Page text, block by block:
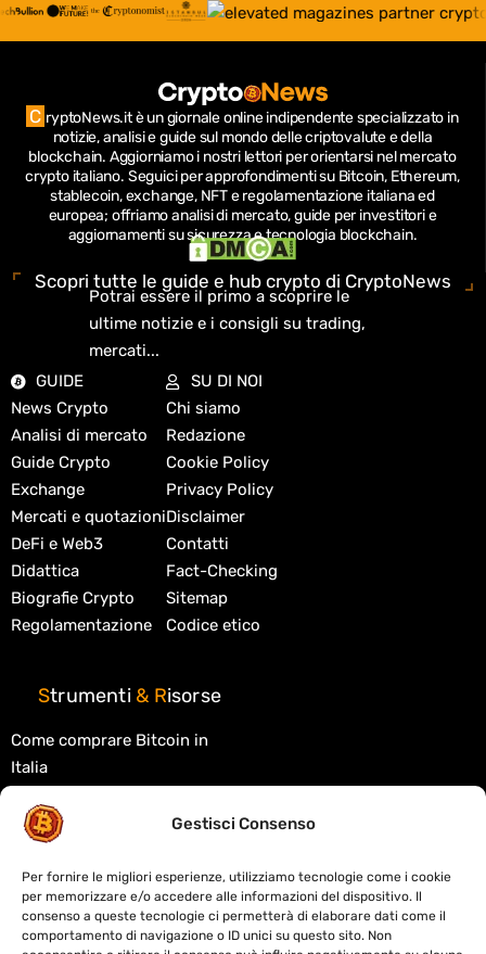
Gestisci Consenso
Per fornire le migliori esperienze, utilizziamo tecnologie come i cookie
per memorizzare e/o accedere alle informazioni del dispositivo. Il
consenso a queste tecnologie ci permetterà di elaborare dati come il
comportamento di navigazione o ID unici su questo sito. Non
C ryptoNews.it è un giornale online indipendente specializzato in
notizie, analisi e guide sul mondo delle criptovalute e della
blockchain. Aggiorniamo i nostri lettori per orientarsi nel mercato
crypto italiano. Seguici per approfondimenti su Bitcoin, Ethereum,
stablecoin, exchange, NFT e regolamentazione italiana ed
europea; offriamo analisi di mercato, guide per investitori e
aggiornamenti su sicurezza e tecnologia blockchain.
Scopri tutte le guide e hub crypto di CryptoNews
Potrai essere il primo a scoprire le
ultime notizie e i consigli su trading,
mercati...
GUIDE
News Crypto
Analisi di mercato
Guide Crypto
Exchange
Mercati e quotazioni
DeFi e Web3
Didattica
Biografie Crypto
Regolamentazione
SU DI NOI
Chi siamo
Redazione
Cookie Policy
Privacy Policy
Disclaimer
Contatti
Fact-Checking
Sitemap
Codice etico
Strumenti & Risorse
Come comprare Bitcoin in
Italia
Migliori exchange crypto
Migliori wallet crypto
Tasse criptovalute in Italia
Cos'è la blockchain